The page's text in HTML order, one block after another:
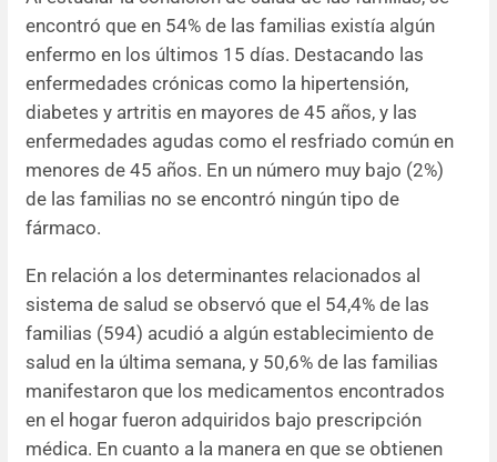
encontró que en 54% de las familias existía algún
enfermo en los últimos 15 días. Destacando las
enfermedades crónicas como la hipertensión,
diabetes y artritis en mayores de 45 años, y las
enfermedades agudas como el resfriado común en
menores de 45 años. En un número muy bajo (2%)
de las familias no se encontró ningún tipo de
fármaco.
En relación a los determinantes relacionados al
sistema de salud se observó que el 54,4% de las
familias (594) acudió a algún establecimiento de
salud en la última semana, y 50,6% de las familias
manifestaron que los medicamentos encontrados
en el hogar fueron adquiridos bajo prescripción
médica. En cuanto a la manera en que se obtienen